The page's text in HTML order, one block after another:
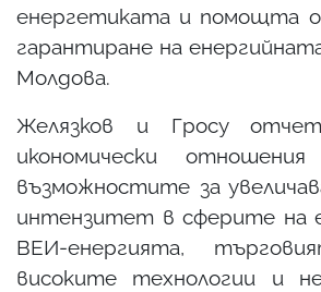
енергетиката и помощта
гарантиране на
Молдова.
Желязков и Гросу
икономически
възможностите за
интензитет в сферите на
ВЕИ-енергията,
високите технологии и